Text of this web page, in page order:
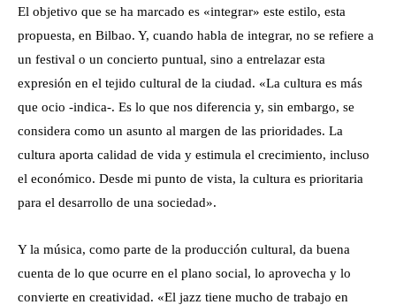
El objetivo que se ha marcado es «integrar» este estilo, esta
propuesta, en Bilbao. Y, cuando habla de integrar, no se refiere a
un festival o un concierto puntual, sino a entrelazar esta
expresión en el tejido cultural de la ciudad. «La cultura es más
que ocio -indica-. Es lo que nos diferencia y, sin embargo, se
considera como un asunto al margen de las prioridades. La
cultura aporta calidad de vida y estimula el crecimiento, incluso
el económico. Desde mi punto de vista, la cultura es prioritaria
para el desarrollo de una sociedad».
Y la música, como parte de la producción cultural, da buena
cuenta de lo que ocurre en el plano social, lo aprovecha y lo
convierte en creatividad. «El jazz tiene mucho de trabajo en